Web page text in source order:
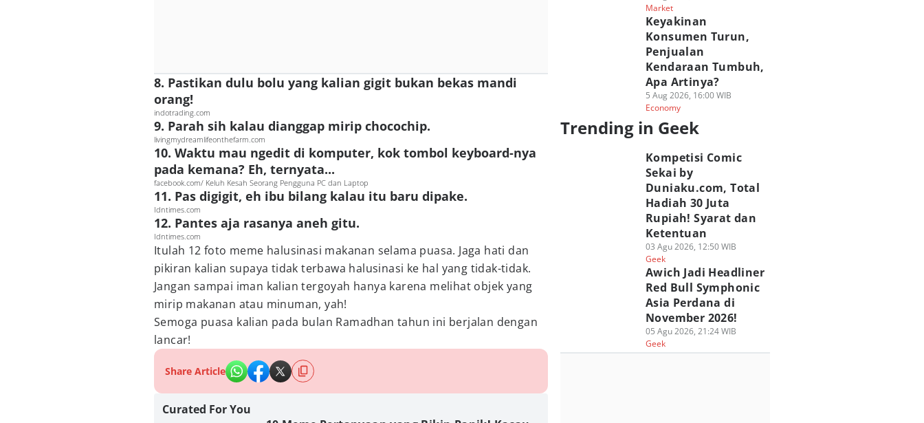
8. Pastikan dulu bolu yang kalian gigit bukan bekas mandi
orang!
indotrading.com
9. Parah sih kalau dianggap mirip chocochip.
livingmydreamlifeonthefarm.com
10. Waktu mau ngedit di komputer, kok tombol keyboard-nya
pada kemana? Eh, ternyata...
facebook.com/ Keluh Kesah Seorang Pengguna PC dan Laptop
11. Pas digigit, eh ibu bilang kalau itu baru dipake.
Idntimes.com
12. Pantes aja rasanya aneh gitu.
Idntimes.com
Itulah 12 foto meme halusinasi makanan selama puasa. Jaga hati dan
pikiran kalian supaya tidak terbawa halusinasi ke hal yang tidak-tidak.
Jangan sampai iman kalian tergoyah hanya karena melihat objek yang
mirip makanan atau minuman, yah!
Semoga puasa kalian pada bulan Ramadhan tahun ini berjalan dengan
lancar!
Share Article
Curated For You
Market
Keyakinan
Konsumen Turun,
Penjualan
Kendaraan Tumbuh,
Apa Artinya?
5 Aug 2026, 16:00 WIB
Economy
Trending in Geek
Kompetisi Comic
Sekai by
Duniaku.com, Total
Hadiah 30 Juta
Rupiah! Syarat dan
Ketentuan
03 Agu 2026, 12:50 WIB
Geek
Awich Jadi Headliner
Red Bull Symphonic
Asia Perdana di
November 2026!
05 Agu 2026, 21:24 WIB
Geek